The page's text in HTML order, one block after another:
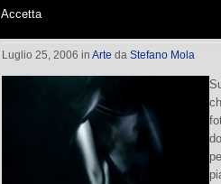
Paolo Mussat Sartor alla GAM
Luglio 25, 2006 in Arte da Stefano Mola
Accetta